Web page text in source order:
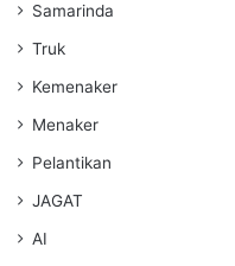
Samarinda
Truk
Kemenaker
Menaker
Pelantikan
JAGAT
AI